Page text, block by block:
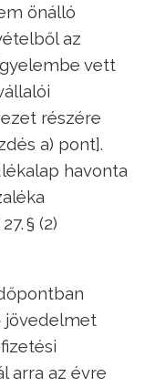
önálló
az
vett
részére
a) pont].
havonta
§ (2)
jövedelmet
arra az évre